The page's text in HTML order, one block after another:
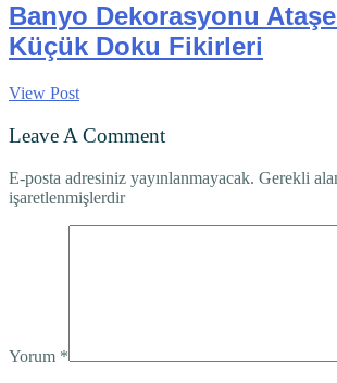
Banyo Dekorasyonu
Küçük Doku Fikirleri
View Post
Leave A Comment
E-posta adresiniz yayınlanmayacak. Gerekli
işaretlenmişlerdir
Yorum *